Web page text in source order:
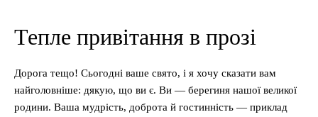
Тепле привітання в прозі
Дорога тещо! Сьогодні ваше свято, і я хочу сказати вам
найголовніше: дякую, що ви є. Ви — берегиня нашої великої
родини. Ваша мудрість, доброта й гостинність — приклад